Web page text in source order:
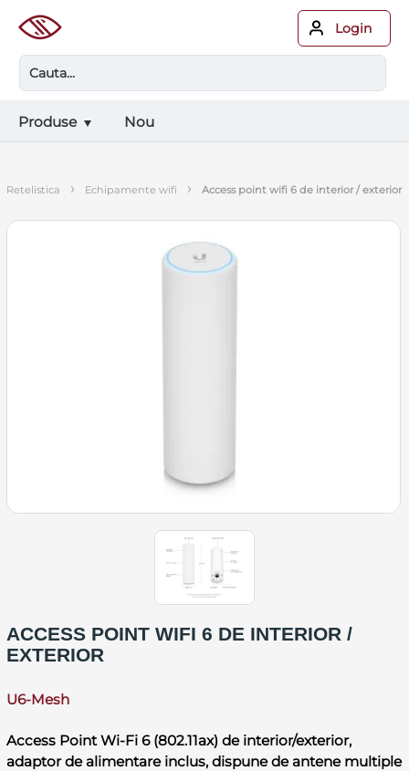
Login
Produse Nou
retelistica › echipamente wifi › access point wifi 6 de interior / exterior
ACCESS POINT WIFI 6 DE INTERIOR /
EXTERIOR
U6-Mesh
Access Point Wi-Fi 6 (802.11ax) de interior/exterior,
adaptor de alimentare inclus, dispune de antene multiple